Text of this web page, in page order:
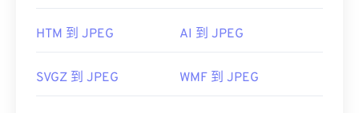
HTM 到 JPEG AI 到 JPEG
SVGZ 到 JPEG WMF 到 JPEG